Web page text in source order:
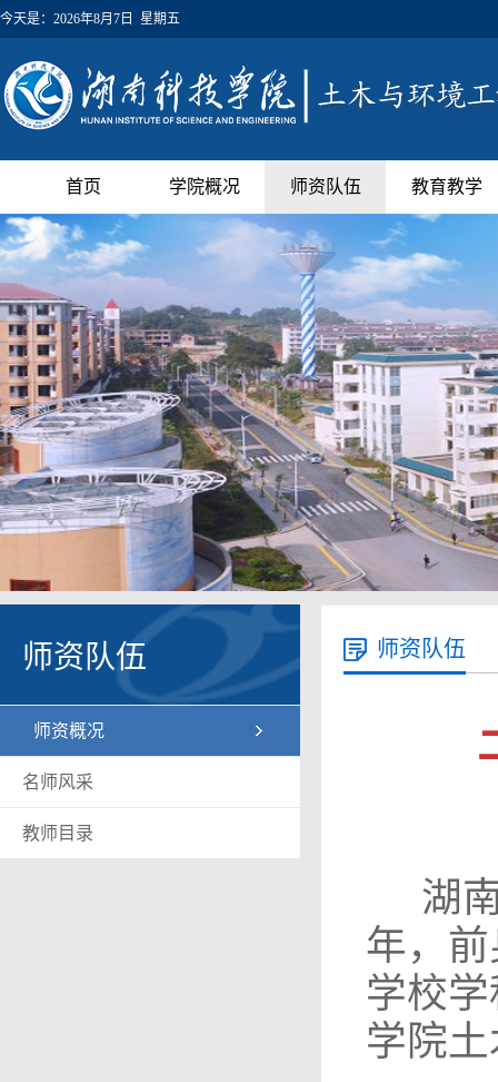
今天是： 2026年8月7日 星期五
首页 学院概况 师资队伍 教育教学
师资队伍
师资概况
名师风采
教师目录
师资队伍
湖
年，
学校
学院